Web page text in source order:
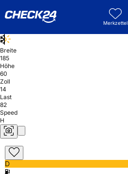
Merkzettel
Breite
185
Höhe
60
Zoll
14
Last
82
Speed
H
D